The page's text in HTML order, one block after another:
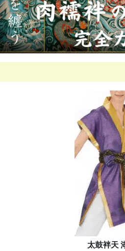
■クリアストーン の 新商品 を掲載
■平井旗を掲載しました。
■日本の歳時記カタログを掲載し
を掲
を掲載しました。
ナッツ・カンパニー
伊田繊維 和粋庵・IKISUGATA
カタログを掲載し
お祭天国・きぬずれ踊衣裳カタ
クリアストーンの新商品 を掲載
江戸一 平成二十九年度版 カタロ
かぐや姫 団扇・扇子 2017カタ
太鼓袢天